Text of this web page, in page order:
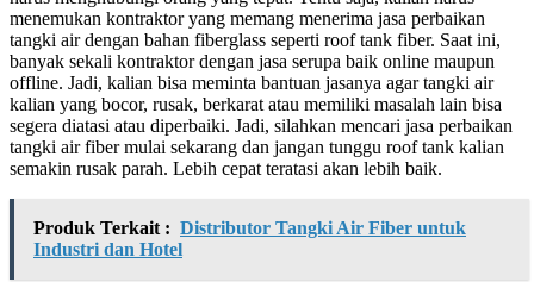
menemukan kontraktor yang memang menerima jasa perbaikan
tangki air dengan bahan fiberglass seperti roof tank fiber. Saat ini,
banyak sekali kontraktor dengan jasa serupa baik online maupun
offline. Jadi, kalian bisa meminta bantuan jasanya agar tangki air
kalian yang bocor, rusak, berkarat atau memiliki masalah lain bisa
segera diatasi atau diperbaiki. Jadi, silahkan mencari jasa perbaikan
tangki air fiber mulai sekarang dan jangan tunggu roof tank kalian
semakin rusak parah. Lebih cepat teratasi akan lebih baik.
Produk Terkait : Distributor Tangki Air Fiber untuk
Industri dan Hotel